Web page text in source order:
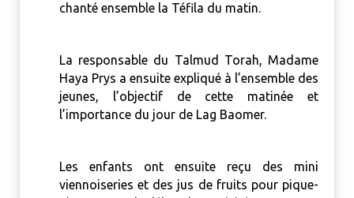
chanté ensemble la Téfila du matin.
La responsable du Talmud Torah, Madame
Haya Prys a ensuite expliqué à l’ensemble des
jeunes, l’objectif de cette matinée et
l’importance du jour de Lag Baomer.
Les enfants ont ensuite reçu des mini
viennoiseries et des jus de fruits pour pique-